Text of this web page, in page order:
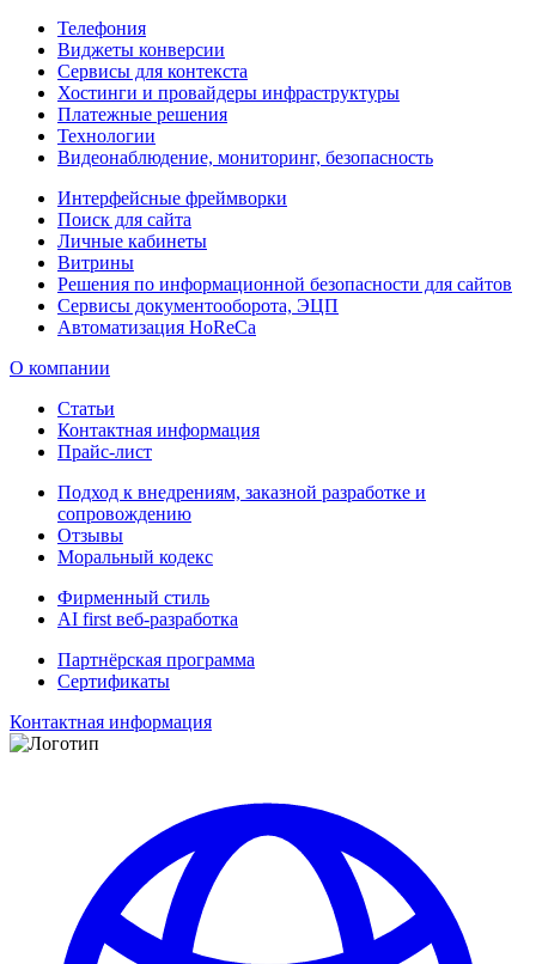
Телефония
Виджеты конверсии
Сервисы для контекста
Хостинги и провайдеры инфраструктуры
Платежные решения
Технологии
Видеонаблюдение, мониторинг, безопасность
Интерфейсные фреймворки
Поиск для сайта
Личные кабинеты
Витрины
Решения по информационной безопасности для сайтов
Сервисы документооборота, ЭЦП
Автоматизация HoReCa
О компании
Статьи
Контактная информация
Прайс-лист
Подход к внедрениям, заказной разработке и
сопровождению
Отзывы
Моральный кодекс
Фирменный стиль
AI first веб-разработка
Партнёрская программа
Сертификаты
Контактная информация